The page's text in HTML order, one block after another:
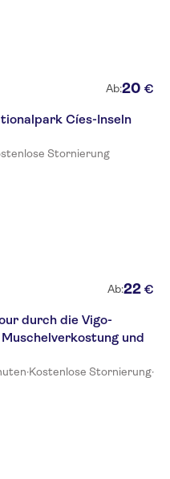
Ab:20 €
Cíes-Inseln
Stornierung
Ab:22 €
durch die Vigo-
und
·Kostenlose Stornierung·